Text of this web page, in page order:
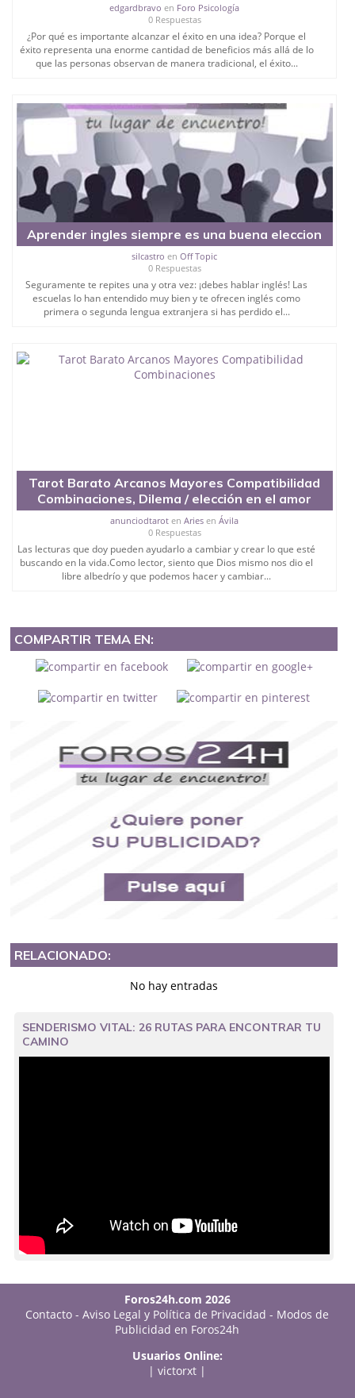
edgardbravo en Foro Psicología
0 Respuestas
¿Por qué es importante alcanzar el éxito en una idea? Porque el
éxito representa una enorme cantidad de beneficios más allá de lo
que las personas observan de manera tradicional, el éxito...
Aprender ingles siempre es una buena eleccion
silcastro enOff Topic
0 Respuestas
Seguramente te repites una y otra vez: ¡debes hablar inglés! Las
escuelas lo han entendido muy bien y te ofrecen inglés como
primera o segunda lengua extranjera si has perdido el...
Tarot Barato Arcanos Mayores Compatibilidad
Combinaciones, Dilema / elección en el amor
anunciodtarot enAries enÁvila
0 Respuestas
Las lecturas que doy pueden ayudarlo a cambiar y crear lo que esté
buscando en la vida.Como lector, siento que Dios mismo nos dio el
libre albedrío y que podemos hacer y cambiar...
COMPARTIR TEMA EN:
RELACIONADO:
No hay entradas
SENDERISMO VITAL: 26 RUTAS PARA ENCONTRAR TU
CAMINO
Foros24h.com 2026
Contacto -Aviso Legal y Política de Privacidad - Modos de
Publicidad en Foros24h
Usuarios Online:
|victorxt |